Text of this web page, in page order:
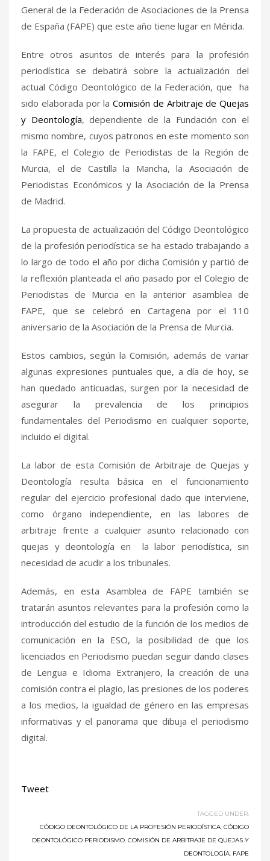
General de la Federación de Asociaciones de la Prensa
de España (FAPE) que este año tiene lugar en Mérida.
Entre otros asuntos de interés para la profesión
periodística se debatirá sobre la actualización del
actual Código Deontológico de la Federación, que ha
sido elaborada por la Comisión de Arbitraje de Quejas
y Deontología, dependiente de la Fundación con el
mismo nombre, cuyos patronos en este momento son
la FAPE, el Colegio de Periodistas de la Región de
Murcia, el de Castilla la Mancha, la Asociación de
Periodistas Económicos y la Asociación de la Prensa
de Madrid.
La propuesta de actualización del Código Deontológico
de la profesión periodística se ha estado trabajando a
lo largo de todo el año por dicha Comisión y partió de
la reflexión planteada el año pasado por el Colegio de
Periodistas de Murcia en la anterior asamblea de
FAPE, que se celebró en Cartagena por el 110
aniversario de la Asociación de la Prensa de Murcia.
Estos cambios, según la Comisión, además de variar
algunas expresiones puntuales que, a día de hoy, se
han quedado anticuadas, surgen por la necesidad de
asegurar la prevalencia de los principios
fundamentales del Periodismo en cualquier soporte,
incluido el digital.
La labor de esta Comisión de Arbitraje de Quejas y
Deontología resulta básica en el funcionamiento
regular del ejercicio profesional dado que interviene,
como órgano independiente, en las labores de
arbitraje frente a cualquier asunto relacionado con
quejas y deontología en la labor periodística, sin
necesidad de acudir a los tribunales.
Además, en esta Asamblea de FAPE también se
tratarán asuntos relevantes para la profesión como la
introducción del estudio de la función de los medios de
comunicación en la ESO, la posibilidad de que los
licenciados en Periodismo puedan seguir dando clases
de Lengua e Idioma Extranjero, la creación de una
comisión contra el plagio, las presiones de los poderes
a los medios, la igualdad de género en las empresas
informativas y el panorama que dibuja el periodismo
digital.
Tweet
TAGGED UNDER:
CÓDIGO DEONTOLÓGICO DE LA PROFESIÓN PERIODÍSTICA, CÓDIGO
DEONTOLÓGICO PERIODISMO, COMISIÓN DE ARBITRAJE DE QUEJAS Y
DEONTOLOGÍA, FAPE